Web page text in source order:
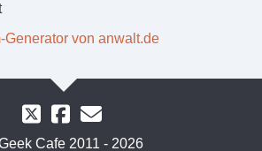
Generator von anwalt.de
Cafe 2011 - 2026